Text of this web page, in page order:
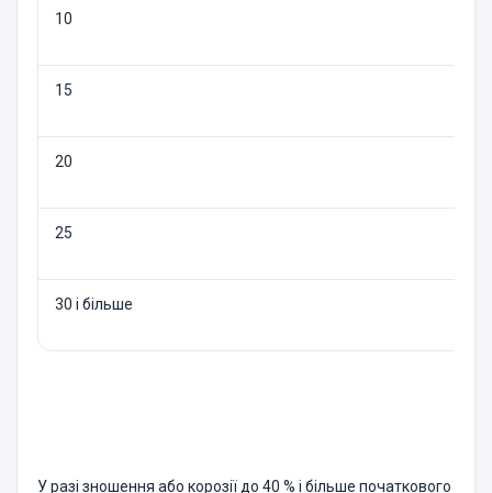
10
15
20
25
30 і більше
У разі зношення або корозії до 40 % і більше початкового